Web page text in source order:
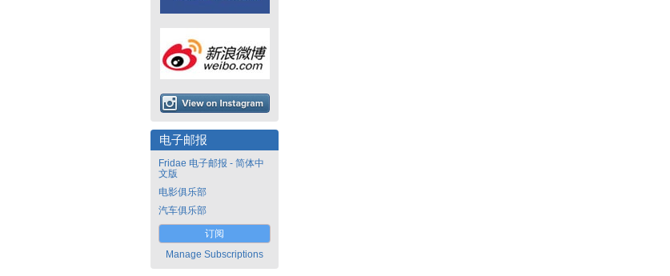
电子邮报
Fridae 电子邮报 - 简体中
文版
电影俱乐部
汽车俱乐部
订阅
Manage Subscriptions